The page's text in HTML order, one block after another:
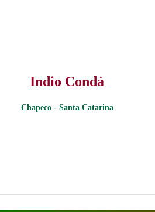
Indio Condá
Chapeco - Santa Catarina